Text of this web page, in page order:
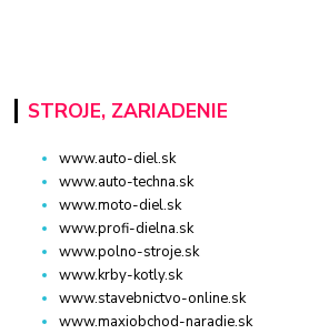
STROJE, ZARIADENIE
www.auto-diel.sk
www.auto-techna.sk
www.moto-diel.sk
www.profi-dielna.sk
www.polno-stroje.sk
www.krby-kotly.sk
www.stavebnictvo-online.sk
www.maxiobchod-naradie.sk